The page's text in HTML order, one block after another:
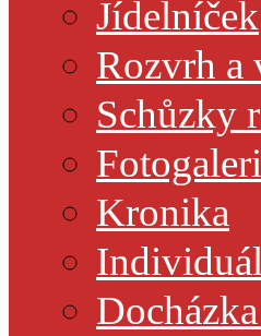
Jídelníček
Rozvrh a
Schůzky
Kronika